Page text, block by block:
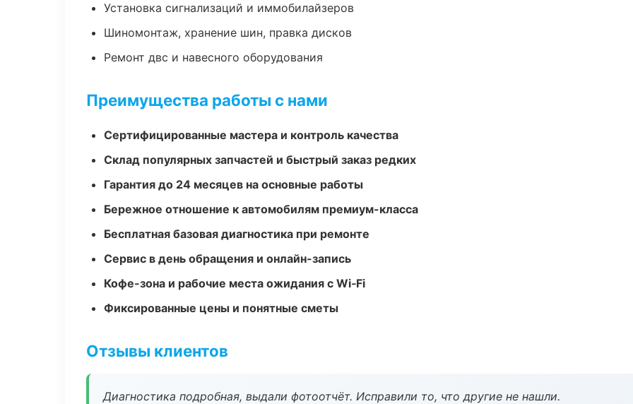
Установка сигнализаций и иммобилайзеров
Шиномонтаж, хранение шин, правка дисков
Ремонт двс и навесного оборудования
Преимущества работы с нами
Сертифицированные мастера и контроль качества
Склад популярных запчастей и быстрый заказ редких
Гарантия до 24 месяцев на основные работы
Бережное отношение к автомобилям премиум-класса
Бесплатная базовая диагностика при ремонте
Сервис в день обращения и онлайн-запись
Кофе-зона и рабочие места ожидания с Wi‑Fi
Фиксированные цены и понятные сметы
Отзывы клиентов
Диагностика подробная, выдали фотоотчёт. Исправили то, что другие не нашли.